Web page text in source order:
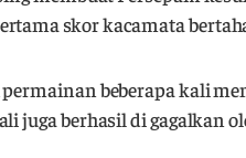
skor kacamata
beberapa kali
juga berhasil di gagalkan